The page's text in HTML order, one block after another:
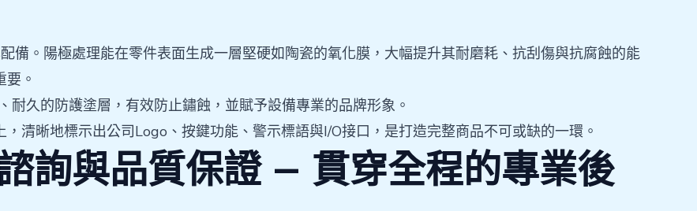
備。陽極處理能在零件表面生成一層堅硬如陶瓷的氧化膜，大幅提升其耐磨耗、抗刮傷與抗腐蝕的能
。
耐久的防護塗層，有效防止鏽蝕，並賦予設備專業的品牌形象。
，清晰地標示出公司Logo、按鍵功能、警示標語與I/O接口，是打造完整商品不可或缺的一環。
詢與品質保證 — 貫穿全程的專業後